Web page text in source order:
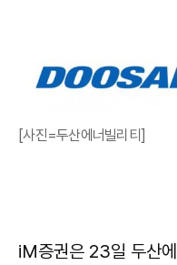
[사진=두산에너빌리티]
iM증권은 23일 두산